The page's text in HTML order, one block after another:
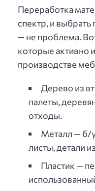
Переработка
спектр, и
— не проблема.
которые активно
производстве
Дерево из
палеты,
отходы.
Металл — б/
листы, детали
Пластик —